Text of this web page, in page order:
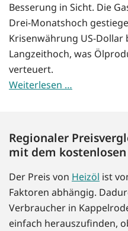
Besserung in Sicht. Die
Drei-Monatshoch
Krisenwährung US-
Langzeithoch, was
verteuert.
Weiterlesen …
Regionaler
mit dem
Der Preis von Heizöl ist
Faktoren abhängig.
Verbraucher in
einfach herauszufinden,